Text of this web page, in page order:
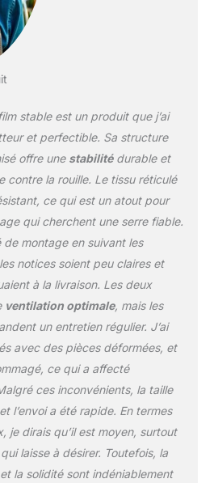
intense. PROTECTION
EFFICACE DES PLANTES
plantes tout au long de
l’année. Offre une
protection fiable contre la
et les parasites
indésirables. Grâce à ces
mesures de protection
efficaces, vous pourrez
créer des conditions de
croissance optimales
pour vos plantes et
profiter d'une récolte
saine. OPTIMALE
ACCESSIBILITÉ : Les
fenêtres filet intégrées,
les portes à rouleau et
les fenêtres avec
une excellente ventilation
de votre serre
polytunnel. En même
stable est un produit que j’ai
et perfectible. Sa structure
offre une stabilitédurable et
contre la rouille. Le tissu réticulé
ce qui est un atout pour
qui cherchent une serre fiable.
de montage en suivant les
notices soient peu claires et
à la livraison. Les deux
ventilation optimale, mais les
un entretien régulier. J’ai
avec des pièces déformées, et
ce qui a affecté
ces inconvénients, la taille
l’envoi a été rapide. En termes
je dirais qu’il est moyen, surtout
laisse à désirer. Toutefois, la
la solidité sont indéniablement